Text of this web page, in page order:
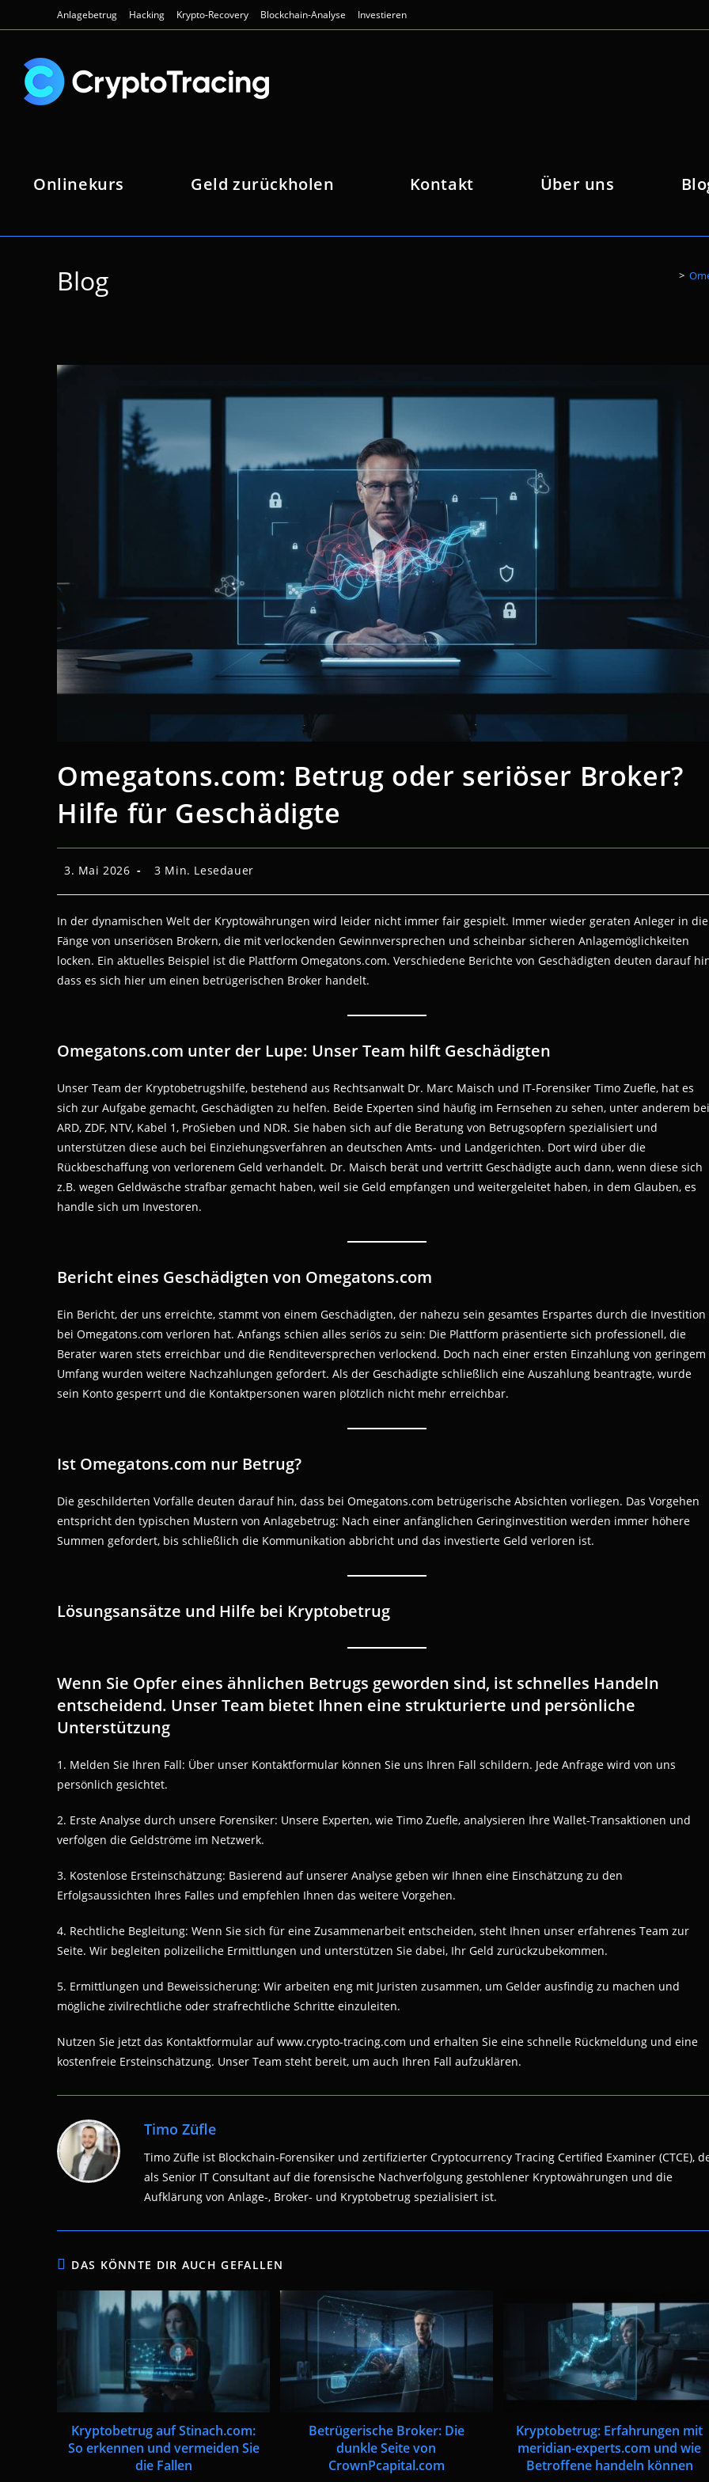
Inhalt
Anlagebetrug Hacking Krypto-Recovery Blockchain-Analyse Investieren
Onlinekurs Geld zurückholen Kontakt Über uns
Blog >
Omegatons.com: Betrug oder seriöser Broker?
Hilfe für Geschädigte
Beitrag
3. Mai 2026 Lesedauer:
3 Min. Lesedauer
In der dynamischen Welt der Kryptowährungen wird leider nicht immer fair gespielt. Immer wieder geraten Anleger in die
Fänge von unseriösen Brokern, die mit verlockenden Gewinnversprechen und scheinbar sicheren Anlagemöglichkeiten
locken. Ein aktuelles Beispiel ist die Plattform Omegatons.com. Verschiedene Berichte von Geschädigten deuten darauf
dass es sich hier um einen betrügerischen Broker handelt.
Omegatons.com unter der Lupe: Unser Team hilft Geschädigten
Unser Team der Kryptobetrugshilfe, bestehend aus Rechtsanwalt Dr. Marc Maisch und IT-Forensiker Timo Zuefle, hat es
sich zur Aufgabe gemacht, Geschädigten zu helfen. Beide Experten sind häufig im Fernsehen zu sehen, unter anderem bei
ARD, ZDF, NTV, Kabel 1, ProSieben und NDR. Sie haben sich auf die Beratung von Betrugsopfern spezialisiert und
unterstützen diese auch bei Einziehungsverfahren an deutschen Amts- und Landgerichten. Dort wird über die
Rückbeschaffung von verlorenem Geld verhandelt. Dr. Maisch berät und vertritt Geschädigte auch dann, wenn diese sich
z.B. wegen Geldwäsche strafbar gemacht haben, weil sie Geld empfangen und weitergeleitet haben, in dem Glauben, es
handle sich um Investoren.
Bericht eines Geschädigten von Omegatons.com
Ein Bericht, der uns erreichte, stammt von einem Geschädigten, der nahezu sein gesamtes Erspartes durch die Investition
bei Omegatons.com verloren hat. Anfangs schien alles seriös zu sein: Die Plattform präsentierte sich professionell, die
Berater waren stets erreichbar und die Renditeversprechen verlockend. Doch nach einer ersten Einzahlung von geringem
Umfang wurden weitere Nachzahlungen gefordert. Als der Geschädigte schließlich eine Auszahlung beantragte, wurde
sein Konto gesperrt und die Kontaktpersonen waren plötzlich nicht mehr erreichbar.
Ist Omegatons.com nur Betrug?
Die geschilderten Vorfälle deuten darauf hin, dass bei Omegatons.com betrügerische Absichten vorliegen. Das Vorgehen
entspricht den typischen Mustern von Anlagebetrug: Nach einer anfänglichen Geringinvestition werden immer höhere
Summen gefordert, bis schließlich die Kommunikation abbricht und das investierte Geld verloren ist.
Lösungsansätze und Hilfe bei Kryptobetrug
Wenn Sie Opfer eines ähnlichen Betrugs geworden sind, ist schnelles Handeln
entscheidend. Unser Team bietet Ihnen eine strukturierte und persönliche
Unterstützung
1. Melden Sie Ihren Fall: Über unser Kontaktformular können Sie uns Ihren Fall schildern. Jede Anfrage wird von uns
persönlich gesichtet.
2. Erste Analyse durch unsere Forensiker: Unsere Experten, wie Timo Zuefle, analysieren Ihre Wallet-Transaktionen und
verfolgen die Geldströme im Netzwerk.
3. Kostenlose Ersteinschätzung: Basierend auf unserer Analyse geben wir Ihnen eine Einschätzung zu den
Erfolgsaussichten Ihres Falles und empfehlen Ihnen das weitere Vorgehen.
4. Rechtliche Begleitung: Wenn Sie sich für eine Zusammenarbeit entscheiden, steht Ihnen unser erfahrenes Team zur
Seite. Wir begleiten polizeiliche Ermittlungen und unterstützen Sie dabei, Ihr Geld zurückzubekommen.
5. Ermittlungen und Beweissicherung: Wir arbeiten eng mit Juristen zusammen, um Gelder ausfindig zu machen und
mögliche zivilrechtliche oder strafrechtliche Schritte einzuleiten.
Nutzen Sie jetzt das Kontaktformular auf www.crypto-tracing.com und erhalten Sie eine schnelle Rückmeldung und eine
kostenfreie Ersteinschätzung. Unser Team steht bereit, um auch Ihren Fall aufzuklären.
Timo Züfle
Timo Züfle ist Blockchain-Forensiker und zertifizierter Cryptocurrency Tracing Certified Examiner (CTCE),
als Senior IT Consultant auf die forensische Nachverfolgung gestohlener Kryptowährungen und die
Aufklärung von Anlage-, Broker- und Kryptobetrug spezialisiert ist.
DAS KÖNNTE DIR AUCH GEFALLEN
Kryptobetrug auf Stinach.com:
So erkennen und vermeiden Sie
die Fallen
Betrügerische Broker: Die
dunkle Seite von
CrownPcapital.com
Kryptobetrug: Erfahrungen mit
meridian-experts.com und wie
Betroffene handeln können